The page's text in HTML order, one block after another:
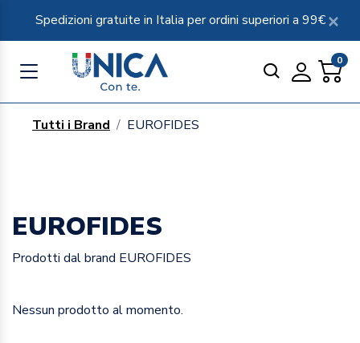
Spedizioni gratuite in Italia per ordini superiori a 99€
0
Tutti i Brand EUROFIDES
EUROFIDES
Prodotti dal brand EUROFIDES
Nessun prodotto al momento.